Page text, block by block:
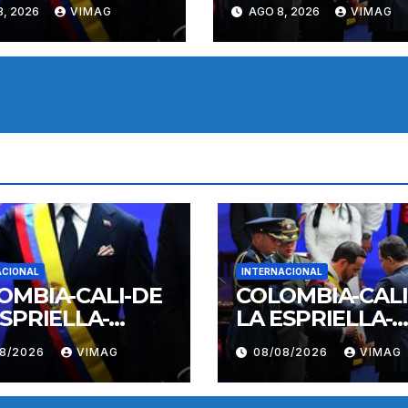
2026 VIMAG
POSESION
AGO 8, 2026 VIMAG
CALI-DE
DE POSESION
2026 VIMAG
INTERNACIONAL
COLOMBIA-
LA ESPRIELLA-
TOMA DE
08/08/2026 VIMAG